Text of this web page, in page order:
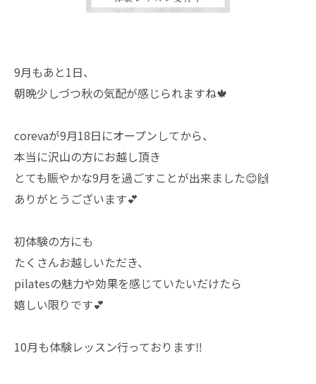
9月もあと1日、
朝晩少しづつ秋の気配が感じられますね🍁
corevaが9月18日にオープンしてから、
本当に沢山の方にお越し頂き
とても賑やかな9月を過ごすことが出来ました😊🙌
ありがとうございます💕
初体験の方にも
たくさんお越しいただき、
pilatesの魅力や効果を感じていたいだけたら
嬉しい限りです💕
10月も体験レッスン行っております‼️